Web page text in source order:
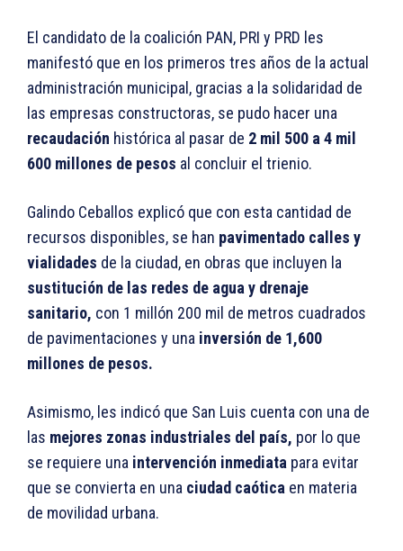
El candidato de la coalición PAN, PRI y PRD les
manifestó que en los primeros tres años de la actual
administración municipal, gracias a la solidaridad de
las empresas constructoras, se pudo hacer una
recaudación histórica al pasar de 2 mil 500 a 4 mil
600 millones de pesos al concluir el trienio.
Galindo Ceballos explicó que con esta cantidad de
recursos disponibles, se han pavimentado calles y
vialidades de la ciudad, en obras que incluyen la
sustitución de las redes de agua y drenaje
sanitario, con 1 millón 200 mil de metros cuadrados
de pavimentaciones y una inversión de 1,600
millones de pesos.
Asimismo, les indicó que San Luis cuenta con una de
las mejores zonas industriales del país, por lo que
se requiere una intervención inmediata para evitar
que se convierta en una ciudad caótica en materia
de movilidad urbana.